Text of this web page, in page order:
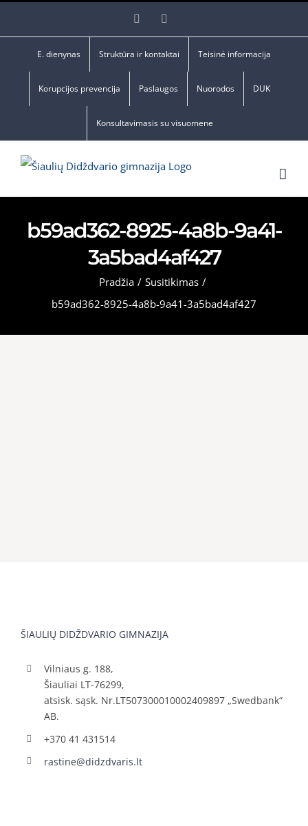
Facebook
E. dienynas Struktūra ir kontaktai Teisinė informacija
Korupcijos prevencija Paslaugos Nuorodos DUK
Konsultavimasis su visuomene
b59ad362-8925-4a8b-9a41-
3a5bad4af427
Pradžia / Susitikimas /
b59ad362-8925-4a8b-9a41-3a5bad4af427
ŠIAULIŲ DIDŽDVARIO GIMNAZIJA
Vilniaus g. 188,
Šiauliai LT-76299,
atsisk. sąsk. Nr.LT507300010002409897 „Swedbank“
AB.
+370 41 431514
rastine@didzdvaris.lt